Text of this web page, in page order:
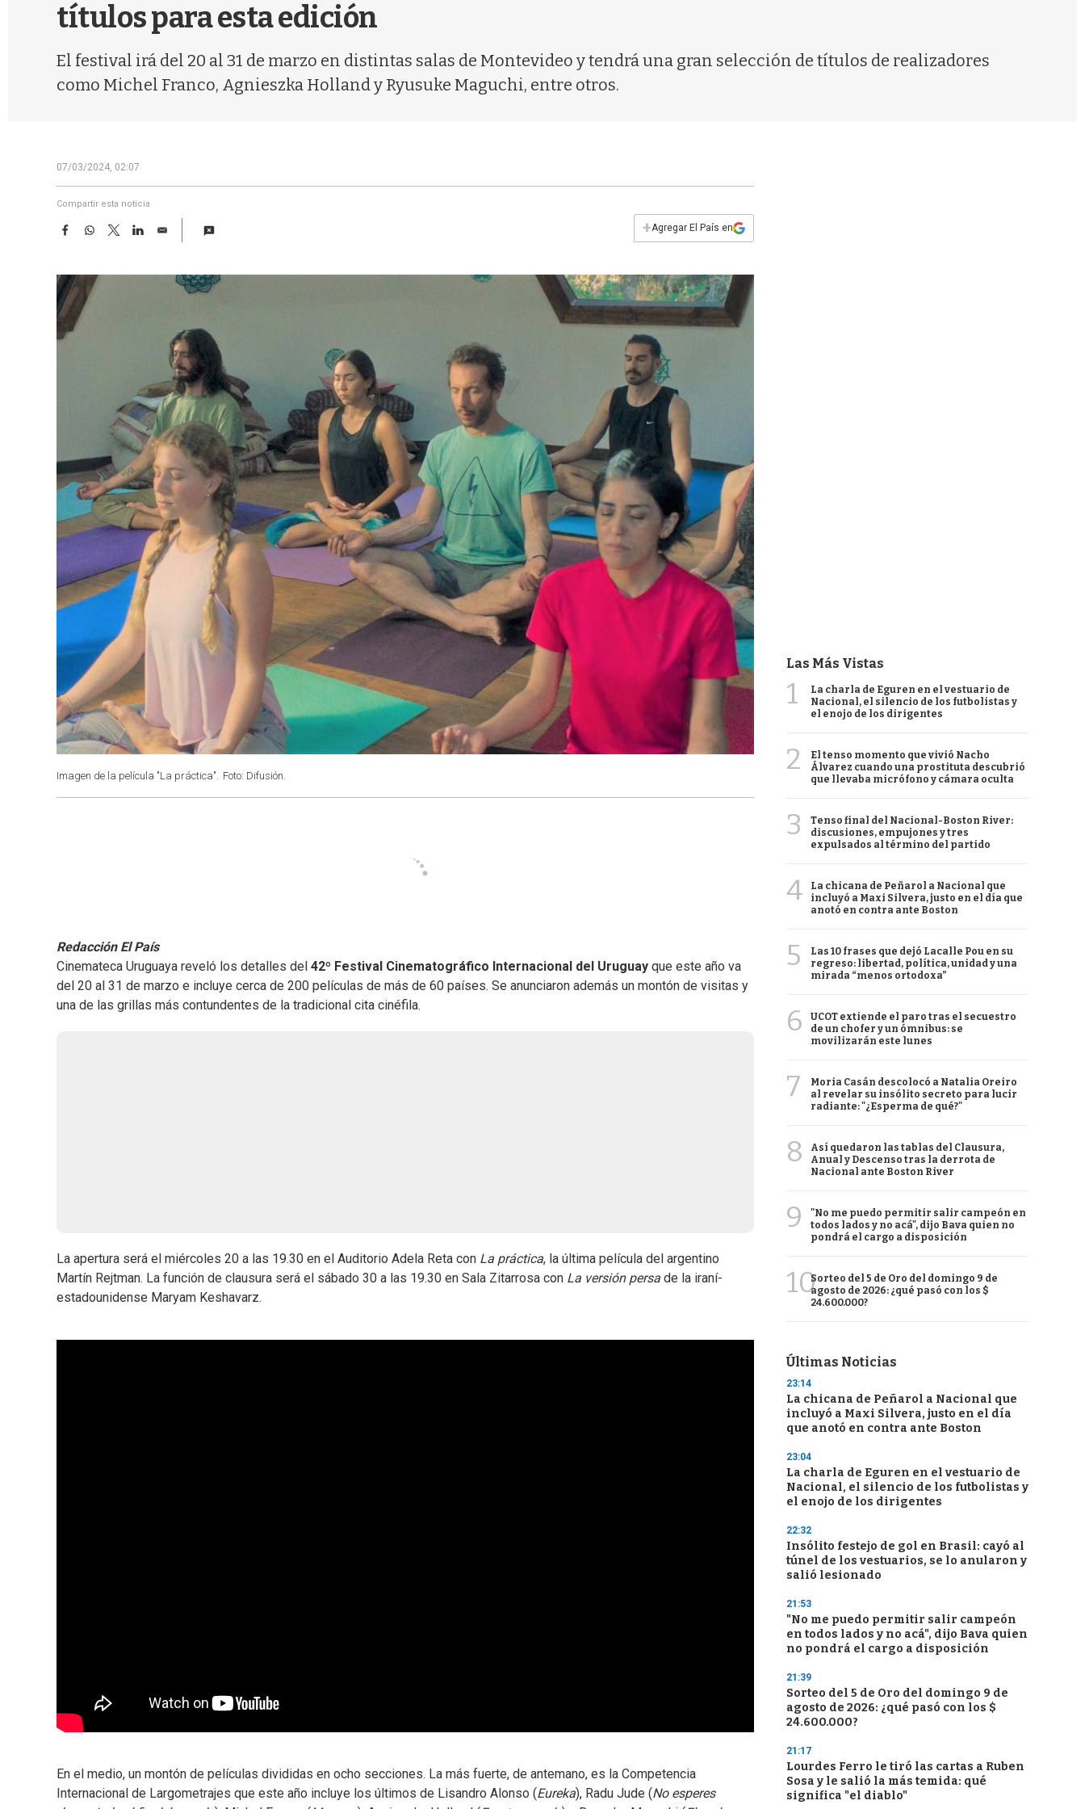
títulos para esta edición
El festival irá del 20 al 31 de marzo en distintas salas de Montevideo y tendrá una gran selección de títulos de realizadores
como Michel Franco, Agnieszka Holland y Ryusuke Maguchi, entre otros.
07/03/2024, 02:07
Compartir esta noticia
F
e
b
o
o
k
W
t
s
T
w
t
L
k
E
i
+Agregar El País en
Imagen de la película "La práctica". Foto: Difusión.
Redacción El País
Cinemateca Uruguaya reveló los detalles del 42º Festival Cinematográfico Internacional del Uruguay que este año va
del 20 al 31 de marzo e incluye cerca de 200 películas de más de 60 países. Se anunciaron además un montón de visitas y
una de las grillas más contundentes de la tradicional cita cinéfila.
La apertura será el miércoles 20 a las 19.30 en el Auditorio Adela Reta con La práctica, la última película del argentino
Martín Rejtman. La función de clausura será el sábado 30 a las 19.30 en Sala Zitarrosa con La versión persa de la iraní-
estadounidense Maryam Keshavarz.
En el medio, un montón de películas divididas en ocho secciones. La más fuerte, de antemano, es la Competencia
Internacional de Largometrajes que este año incluye los últimos de Lisandro Alonso (Eureka), Radu Jude (No esperes
Las Más Vistas
1
La charla de Eguren en el vestuario de
Nacional, el silencio de los futbolistas y
el enojo de los dirigentes
2
El tenso momento que vivió Nacho
Álvarez cuando una prostituta descubrió
que llevaba micrófono y cámara oculta
3
Tenso final del Nacional-Boston River:
discusiones, empujones y tres
expulsados al término del partido
4
La chicana de Peñarol a Nacional que
incluyó a Maxi Silvera, justo en el día que
anotó en contra ante Boston
5
Las 10 frases que dejó Lacalle Pou en su
regreso: libertad, política, unidad y una
mirada “menos ortodoxa”
6
UCOT extiende el paro tras el secuestro
de un chofer y un ómnibus: se
movilizarán este lunes
7
Moria Casán descolocó a Natalia Oreiro
al revelar su insólito secreto para lucir
radiante: "¿Esperma de qué?"
8
Así quedaron las tablas del Clausura,
Anual y Descenso tras la derrota de
Nacional ante Boston River
9
"No me puedo permitir salir campeón en
todos lados y no acá", dijo Bava quien no
pondrá el cargo a disposición
10Sorteo del 5 de Oro del domingo 9 de
agosto de 2026: ¿qué pasó con los $
24.600.000?
Últimas Noticias
23:14
La chicana de Peñarol a Nacional que
incluyó a Maxi Silvera, justo en el día
que anotó en contra ante Boston
23:04
La charla de Eguren en el vestuario de
Nacional, el silencio de los futbolistas y
el enojo de los dirigentes
22:32
Insólito festejo de gol en Brasil: cayó al
túnel de los vestuarios, se lo anularon y
salió lesionado
21:53
"No me puedo permitir salir campeón
en todos lados y no acá", dijo Bava quien
no pondrá el cargo a disposición
21:39
Sorteo del 5 de Oro del domingo 9 de
agosto de 2026: ¿qué pasó con los $
24.600.000?
21:17
Lourdes Ferro le tiró las cartas a Ruben
Sosa y le salió la más temida: qué
significa "el diablo"